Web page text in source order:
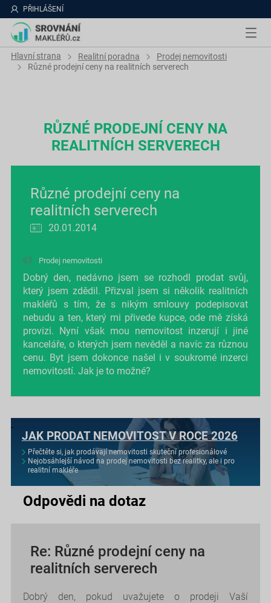
PŘIHLÁŠENÍ
Hlavní strana Realitní poradna
Prodej nemovitosti
Různé prodejní ceny na realitních serverech
RŮZNÉ PRODEJNÍ CENY NA
REALITNÍCH SERVERECH
Různé prodejní ceny na
realitních serverech
20.01.2014
Prodej nemovitosti
Dobrý den, nedávno jsem se rozhodl prodat svůj,
který jsem zdědil. Přizval jsem si několik realitních
makléřů s tím, že s nikým smlouvy podepisovat
nebudu a ten, který mi přivede kupce, ode mě získá
provizi. Nyní však mou nemovitost inzerují i jiné
kanceláře, o kterých jsem nevěděl a navíc za různou
cenu. Byt jsem dokonce našel i v soukromé inzerci
nemovitostí. Jak je to možné?
JAK PRODAT NEMOVITOST V ROCE 2026
Přečtěte si, jak prodávají nemovitosti skuteční profesionálové
Nejobsáhlejší návod na prodej nemovitosti bez realitky, ale i pro
realitní makléře
Odpovědi na dotaz
Re: Různé prodejní ceny na
realitních serverech
Dobrý den, pokud uvažujete o prodeji Vaší